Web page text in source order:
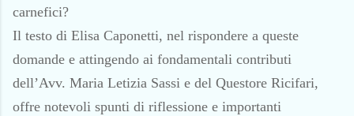
carnefici?
Il testo di Elisa Caponetti, nel rispondere a queste
domande e attingendo ai fondamentali contributi
dell’Avv. Maria Letizia Sassi e del Questore Ricifari,
offre notevoli spunti di riflessione e importanti